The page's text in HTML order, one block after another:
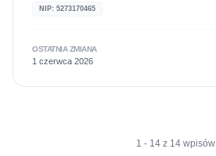
NIP: 5273170465
OSTATNIA ZMIANA
1 czerwca 2026
1 - 14 z 14 wpisów